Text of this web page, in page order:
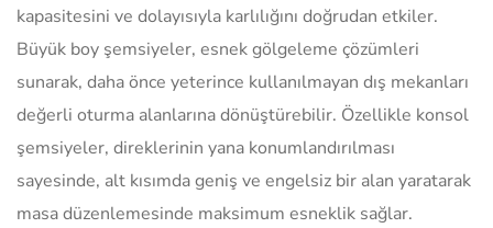
kapasitesini ve dolayısıyla karlılığını doğrudan etkiler.
Büyük boy şemsiyeler, esnek gölgeleme çözümleri
sunarak, daha önce yeterince kullanılmayan dış mekanları
değerli oturma alanlarına dönüştürebilir. Özellikle konsol
şemsiyeler, direklerinin yana konumlandırılması
sayesinde, alt kısımda geniş ve engelsiz bir alan yaratarak
masa düzenlemesinde maksimum esneklik sağlar.